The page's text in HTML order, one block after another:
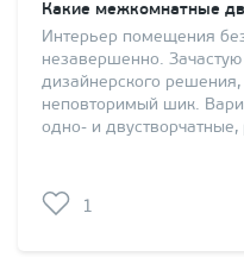
Какие межкомнатные
Интерьер помещения
незавершенно. Зачастую
дизайнерского
неповторимый шик.
одно- и
1